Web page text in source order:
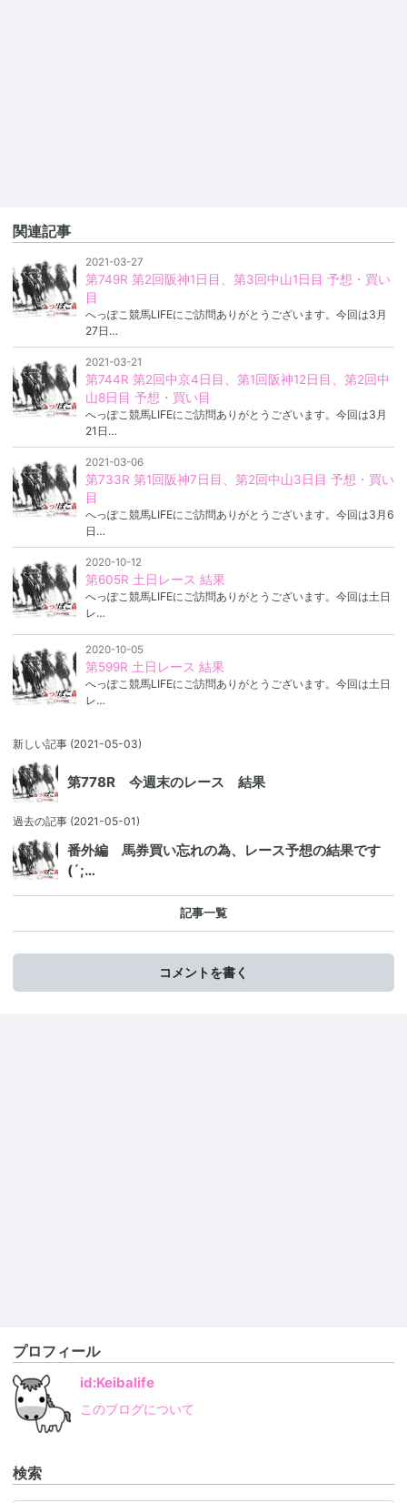
関連記事
2021-03-27
第749R 第2回阪神1日目、第3回中山1日目 予想・買い
目
へっぽこ競馬LIFEにご訪問ありがとうございます。今回は3月
27日…
2021-03-21
第744R 第2回中京4日目、第1回阪神12日目、第2回中
山8日目 予想・買い目
へっぽこ競馬LIFEにご訪問ありがとうございます。今回は3月
21日…
2021-03-06
第733R 第1回阪神7日目、第2回中山3日目 予想・買い
目
へっぽこ競馬LIFEにご訪問ありがとうございます。今回は3月6
日…
2020-10-12
第605R 土日レース 結果
へっぽこ競馬LIFEにご訪問ありがとうございます。今回は土日
レ…
2020-10-05
第599R 土日レース 結果
へっぽこ競馬LIFEにご訪問ありがとうございます。今回は土日
レ…
新しい記事 (2021-05-03)
第778R 今週末のレース 結果
過去の記事 (2021-05-01)
番外編 馬券買い忘れの為、レース予想の結果です
(´;…
記事一覧
コメントを書く
プロフィール
id:Keibalife
このブログについて
検索